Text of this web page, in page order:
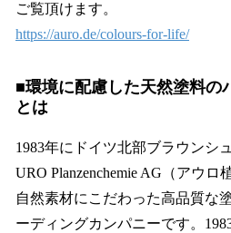
ご覧頂けます。
https://auro.de/colours-for-life/
■環境に配慮した天然塗料の
とは
1983年にドイツ北部ブラウンシ
URO Planzenchemie AG（アウロ
自然素材にこだわった高品質な
ーディングカンパニーです。